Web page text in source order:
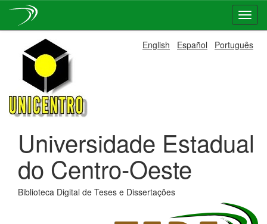
navigation
English Español Português
Universidade Estadual
do Centro-Oeste
Biblioteca Digital de Teses e Dissertações